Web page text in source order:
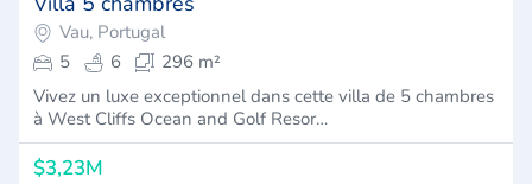
Vau, Portugal
5
6
296 m²
Vivez un luxe exceptionnel dans cette villa de 5 chambres
à West Cliffs Ocean and Golf Resor…
$3,23M